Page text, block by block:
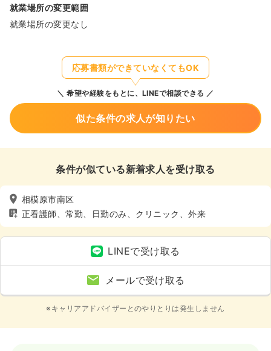
就業場所の変更範囲
就業場所の変更なし
応募書類ができていなくてもOK
希望や経験をもとに、LINEで相談できる
似た条件の求人が知りたい
条件が似ている新着求人を受け取る
相模原市南区
正看護師、常勤、日勤のみ、クリニック、外来
LINEで受け取る
メールで受け取る
※キャリアアドバイザーとのやりとりは発生しません